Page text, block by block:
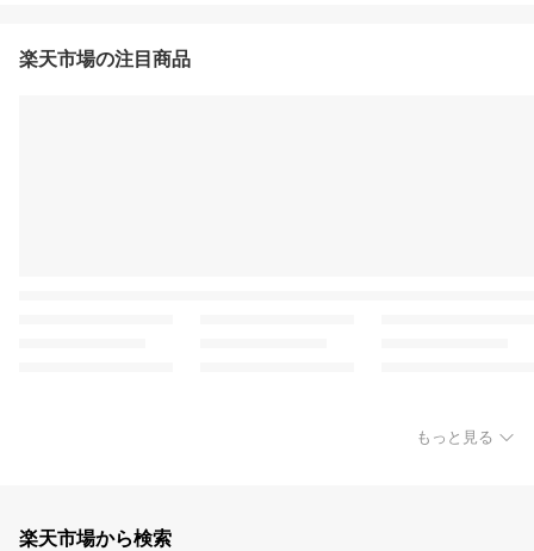
楽天市場の注目商品
もっと見る
楽天市場から検索